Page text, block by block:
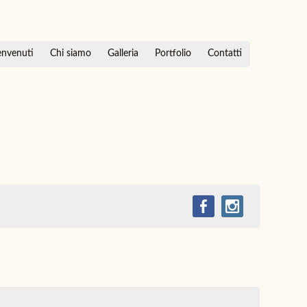
Chi siamo Galleria Portfolio Contatti